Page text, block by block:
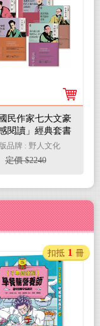
民作家七大文豪
感閱讀」經典套書
（全七冊）
品牌 : 野人文化
定價 $2240
扣抵 1 冊